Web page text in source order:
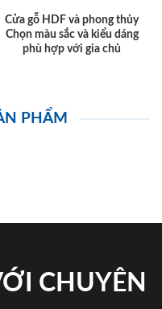
Cửa gỗ HDF và phong thủy
Chọn màu sắc và kiểu dáng
phù hợp với gia chủ
PHẨM
CHUYÊN